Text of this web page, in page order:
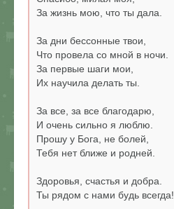
За жизнь мою, что ты дала.
За дни бессонные твои,
Что провела со мной в ночи.
За первые шаги мои,
Их научила делать ты.
За все, за все благодарю,
И очень сильно я люблю.
Прошу у Бога, не болей,
Тебя нет ближе и родней.
Здоровья, счастья и добра.
Ты рядом с нами будь всегда!